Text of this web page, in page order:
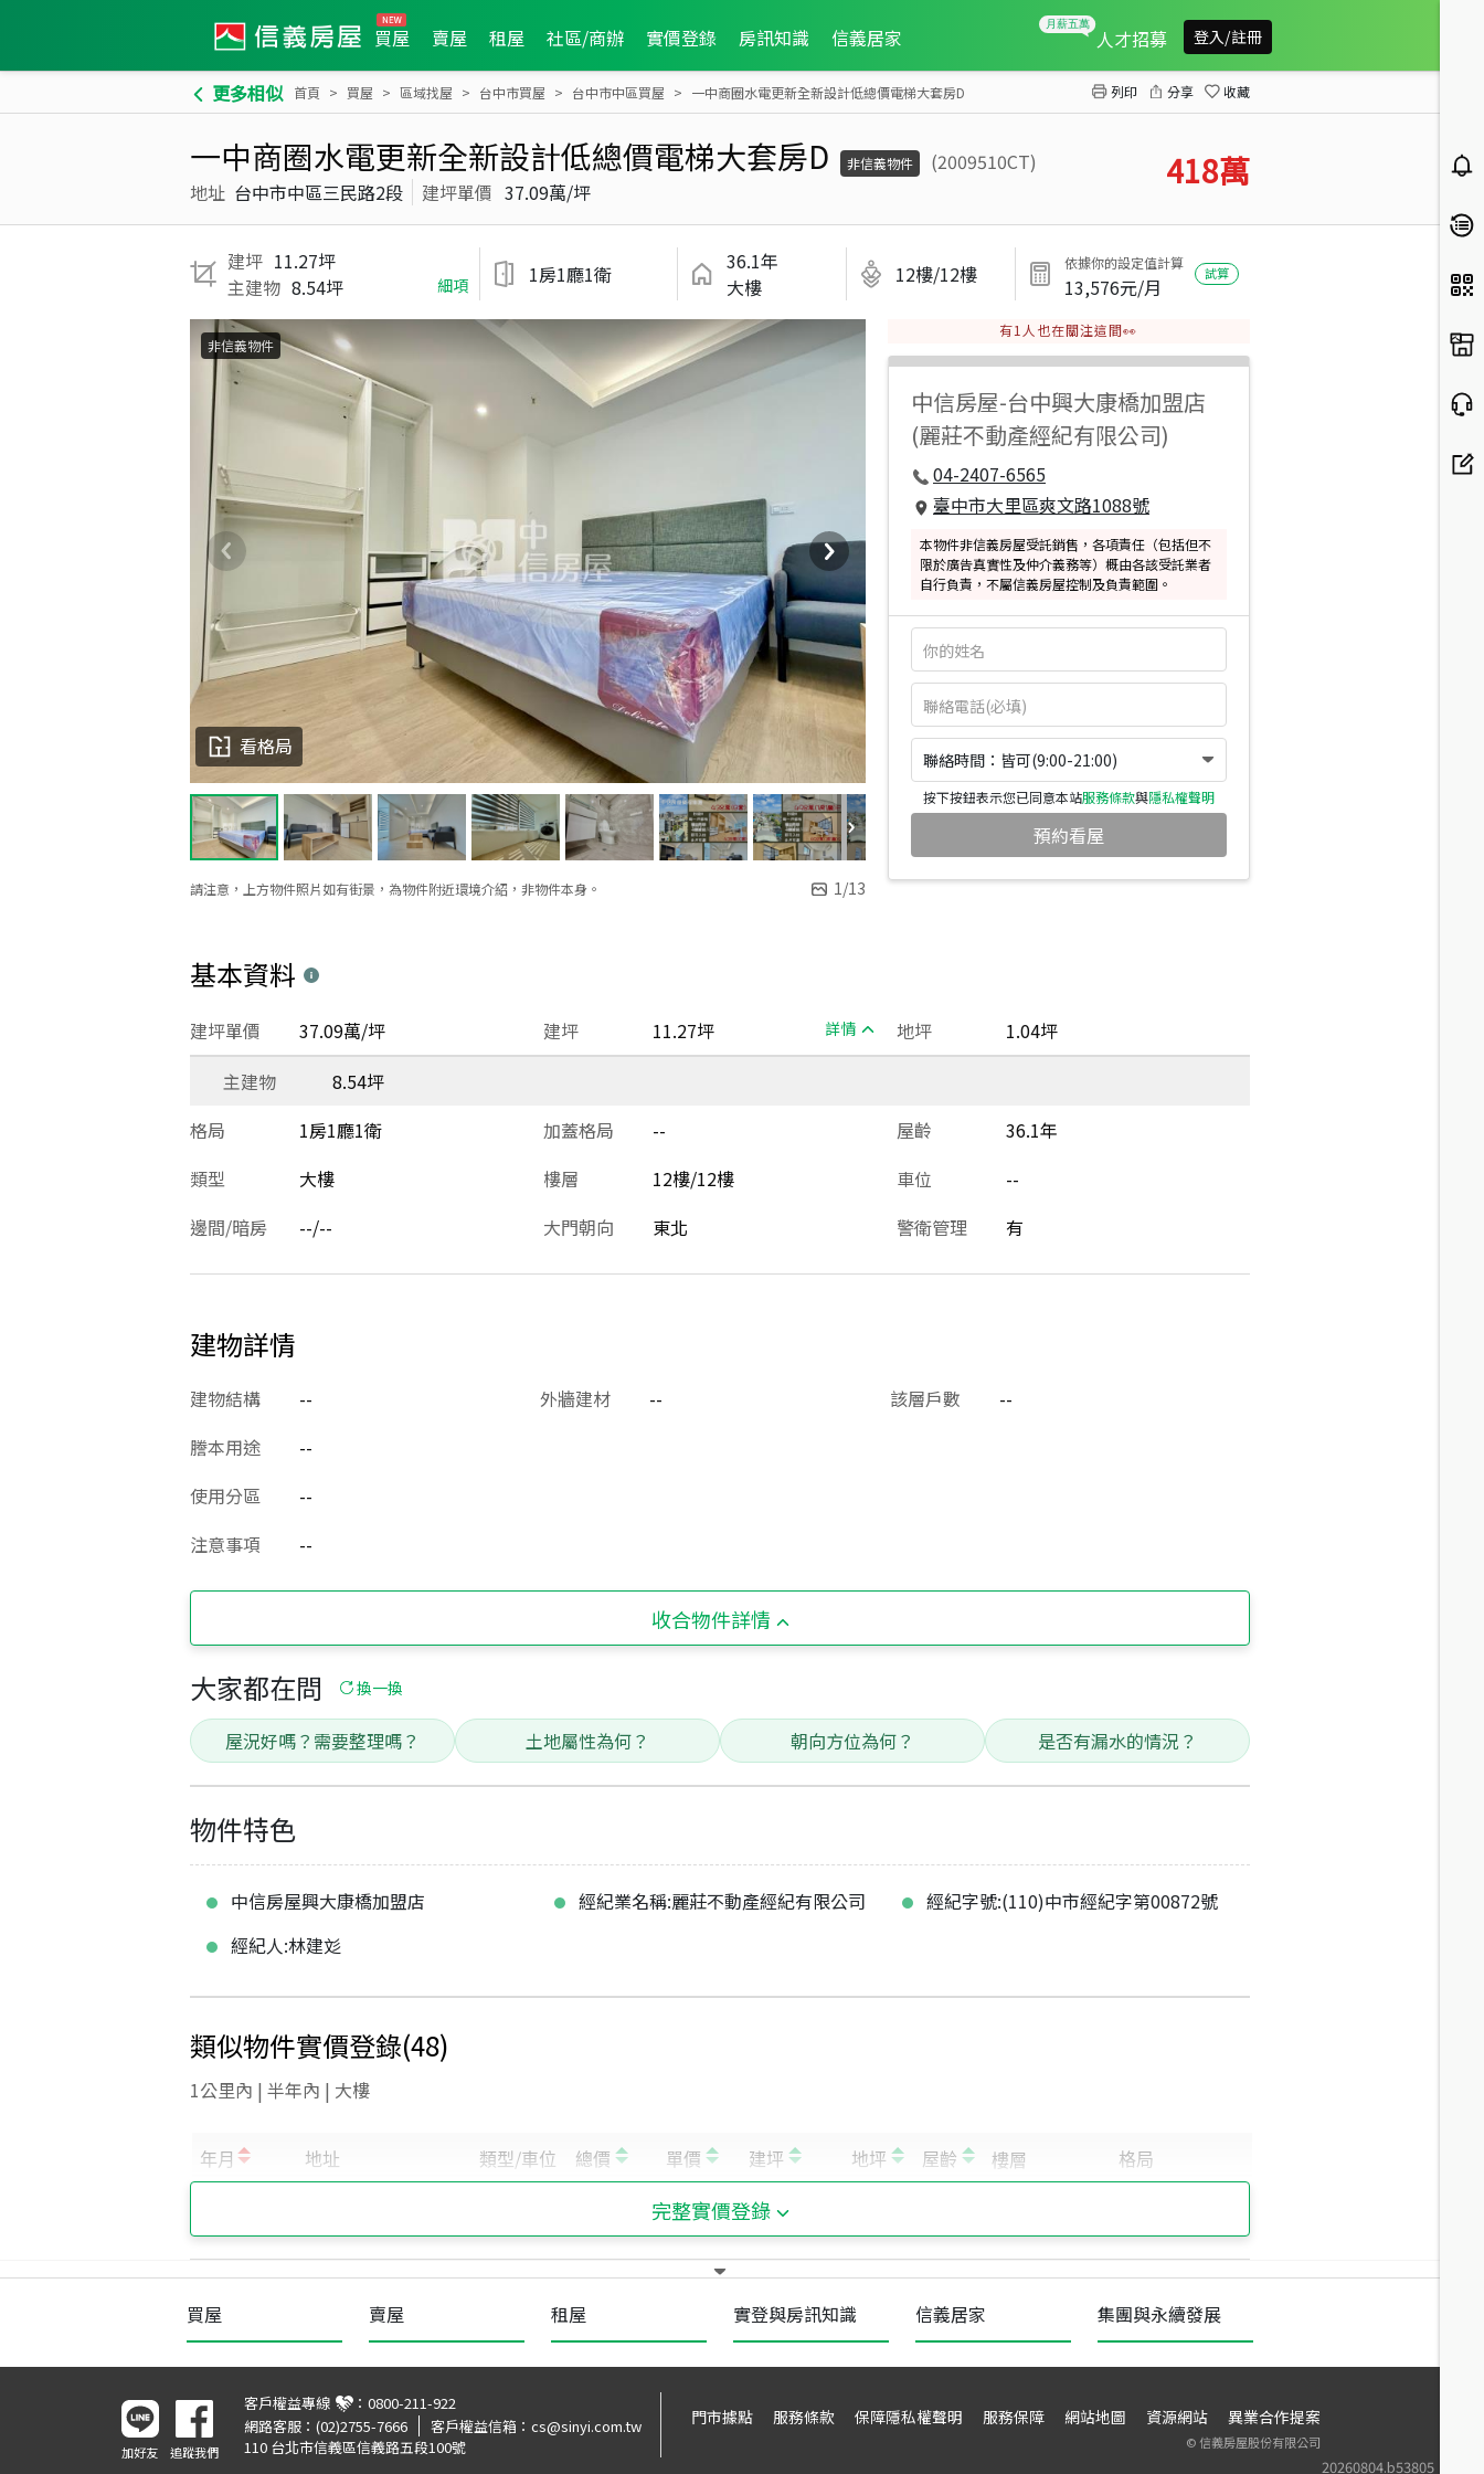
買屋 賣屋 租屋 社區/商辦 實價登錄 房訊知識 信義居家 人才招募 登入/註冊
更多相似 首頁 買屋 區域找屋 台中市買屋 台中市中區買屋 一中商圈水電更新全新設計低總價電梯大套房D 列印 分享 收藏
一中商圈水電更新全新設計低總價電梯大套房D 非信義物件
(2009510CT)
地址 台中市中區三民路2段 建坪單價 37.09萬/坪 418萬
建坪 11.27坪
主建物 8.54坪 細項 1房1廳1衛
36.1年
大樓
12樓/12樓 依據你的設定值計算
13,576元/月
試算
請注意，上方物件照片如有街景，為物件附近環境介紹，非物件本身。 1/13
看格局
非信義物件
有1 人也在關注這間👀
中信房屋-台中興大康橋加盟店
(麗莊不動產經紀有限公司)
04-2407-6565
臺中市大里區爽文路1088號
本物件非信義房屋受託銷售，各項責任（包括但不
限於廣告真實性及仲介義務等）概由各該受託業者
自行負責，不屬信義房屋控制及負責範圍。
聯絡時間：皆可(9:00-21:00)
按下按鈕表示您已同意本站服務條款與隱私權聲明
預約看屋
基本資料
建坪 11.27坪 詳情
建坪單價 37.09萬/坪 地坪
1.04坪
主建物
8.54坪
格局
1房1廳1衛 加蓋格局 -- 屋齡
36.1年
類型
大樓 樓層 12樓/12樓 車位
--
邊間/暗房
--/-- 大門朝向 東北 警衛管理 有
建物詳情
建物結構 -- 外牆建材 -- 該層戶數
--
謄本用途
--
使用分區
--
注意事項
--
收合物件詳情
大家都在問 換一換
屋況好嗎？需要整理嗎？ 土地屬性為何？ 朝向方位為何？ 是否有漏水的情況？
物件特色
中信房屋興大康橋加盟店 經紀業名稱:麗莊不動產經紀有限公司
經紀字號:(110)中市經紀字第00872號
經紀人:林建彣
類似物件實價登錄(48)
1公里內 | 半年內 | 大樓
完整實價登錄
買屋 賣屋 租屋 實登與房訊知識 信義居家 集團與永續發展
20260804.b53805
加好友 追蹤我們
客戶權益專線 ： 0800-211-922
網路客服： (02)2755-7666 客戶權益信箱： cs@sinyi.com.tw
110 台北市信義區信義路五段100號
門市據點 服務條款 保障隱私權聲明 服務保障 網站地圖 資源網站 異業合作提案
©信義房屋股份有限公司